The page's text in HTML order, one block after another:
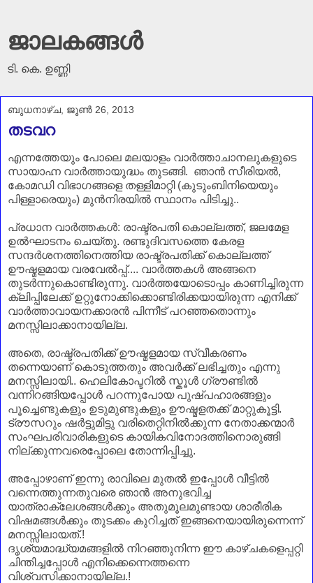
ജാലകങ്ങൾ
ടി. കെ. ഉണ്ണി
ബുധനാഴ്‌ച, ജൂൺ 26, 2013
തടവറ
എന്നത്തേയും പോലെ മലയാളം വാർത്താചാനലുകളുടെ
സായാഹ്ന വാർത്തായുദ്ധം തുടങ്ങി. ഞാൻ സീരിയൽ,
കോമഡി വിഭാഗങ്ങളെ തള്ളിമാറ്റി (കുടുംബിനിയെയും
പിള്ളാരെയും) മുൻനിരയിൽ സ്ഥാനം പിടിച്ചു..
പ്രധാന വാർത്തകൾ: രാഷ്ട്രപതി കൊല്ലത്ത്, ജലമേള
ഉൽഘാടനം ചെയ്തു. രണ്ടുദിവസത്തെ കേരള
സന്ദർശനത്തിനെത്തിയ രാഷ്ട്രപതിക്ക് കൊല്ലത്ത്
ഊഷ്മളമായ വരവേൽപ്പ്.... വാർത്തകൾ അങ്ങനെ
തുടർന്നുകൊണ്ടിരുന്നു. വാർത്തയോടൊപ്പം കാണിച്ചിരുന്ന
ക്ലിപ്പിലേക്ക് ഉറ്റുനോക്കിക്കൊണ്ടിരിക്കയായിരുന്ന എനിക്ക്
വാർത്താവായനക്കാരൻ പിന്നീട് പറഞ്ഞതൊന്നും
മനസ്സിലാക്കാനായില്ല.
അതെ, രാഷ്ട്രപതിക്ക് ഊഷ്മളമായ സ്വീകരണം
തന്നെയാണ്‌ കൊടുത്തതും അവർക്ക് ലഭിച്ചതും എന്നു
മനസ്സിലായി.. ഹെലികോപ്ടറിൽ സ്കൂൾ ഗ്രൗണ്ടിൽ
വന്നിറങ്ങിയപ്പോൾ പറന്നുപോയ പുഷ്പഹാരങ്ങളും
പൂച്ചെണ്ടുകളും ഉടുമുണ്ടുകളും ഊഷ്മളതക്ക് മാറ്റുകൂട്ടി.
ട്രൗസറും ഷർട്ടുമിട്ടു വരിതെറ്റിനിൽക്കുന്ന നേതാക്കന്മാർ
സംഘപരിവാരികളുടെ കായികവിനോദത്തിനൊരുങ്ങി
നില്ക്കുന്നവരെപ്പോലെ തോന്നിപ്പിച്ചു.
അപ്പോഴാണ്‌ ഇന്നു രാവിലെ മുതൽ ഇപ്പോൾ വീട്ടിൽ
വന്നെത്തുന്നതുവരെ ഞാൻ അനുഭവിച്ച
യാത്രാക്ലേശങ്ങൾക്കും അതുമൂലമുണ്ടായ ശാരീരിക
വിഷമങ്ങൾക്കും തുടക്കം കുറിച്ചത് ഇങ്ങനെയായിരുന്നെന്ന്
മനസ്സിലായത്.!
ദൃശ്യമാദ്ധ്യമങ്ങളിൽ നിറഞ്ഞുനിന്ന ഈ കാഴ്ചകളെപ്പറ്റി
ചിന്തിച്ചപ്പോൾ എനിക്കെന്നെത്തന്നെ
വിശ്വസിക്കാനായില്ല.!